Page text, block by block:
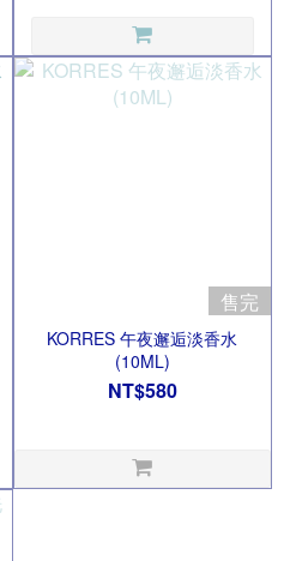
售完
KORRES 午夜邂逅淡香水
(10ML)
NT$580